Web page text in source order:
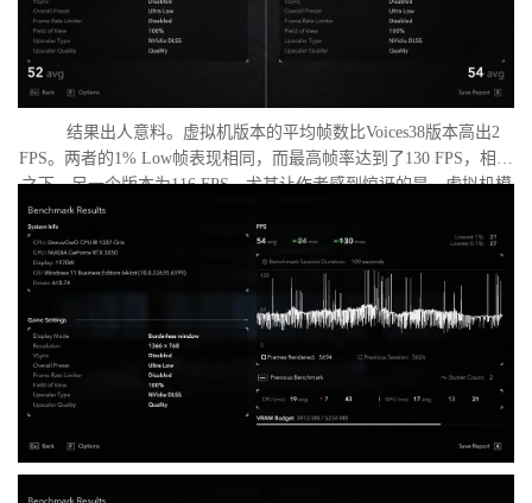
结果出人意料。虚拟机版本的平均帧数比Voices38版本高出2
FPS。两者的1% Low帧表现相同，而最高帧率达到了130 FPS，相比
之下，另一个版本为116 FPS。尤其让作者感到惊讶的是，虚拟机模
式下的优化竟如此之好。从理论上讲，额外的虚拟化层应该会给处
理器带来负担并降低性能，但实际上并没有发生这种情况。